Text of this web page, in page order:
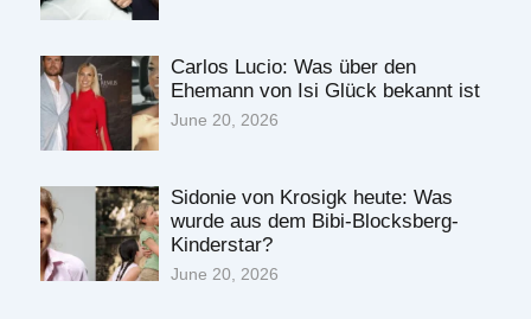
Carlos Lucio: Was über den
Ehemann von Isi Glück bekannt ist
June 20, 2026
Sidonie von Krosigk heute: Was
wurde aus dem Bibi-Blocksberg-
Kinderstar?
June 20, 2026